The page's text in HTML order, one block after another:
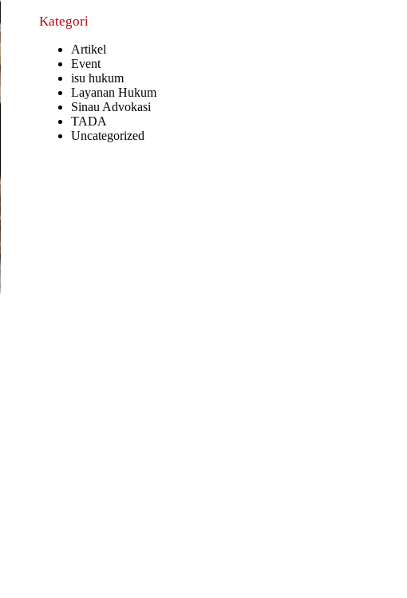
Kategori
Artikel
Event
isu hukum
Layanan Hukum
Sinau Advokasi
TADA
Uncategorized